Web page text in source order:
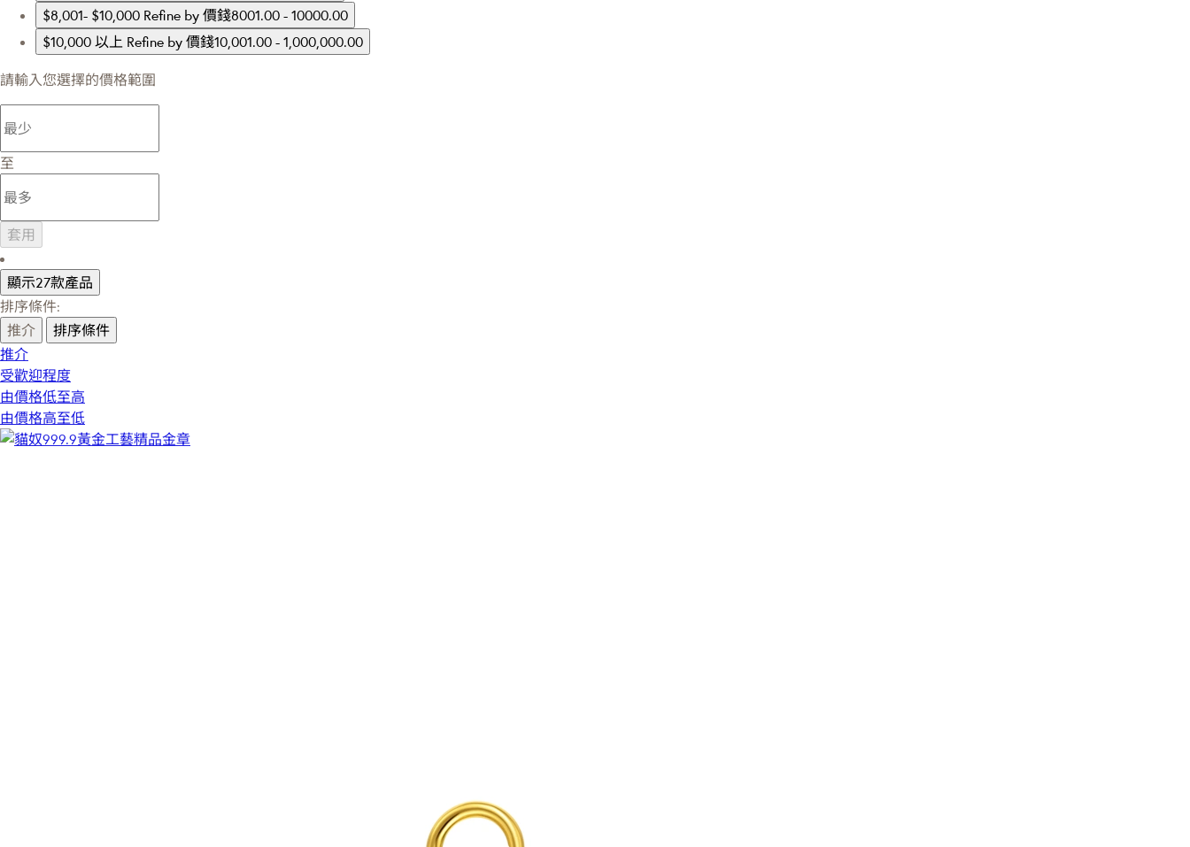
$8,001- $10,000 Refine by 價錢8001.00 - 10000.00
$10,000 以上 Refine by 價錢10,001.00 - 1,000,000.00
請輸入您選擇的價格範圍
至
套用
顯示27款產品
排序條件:
推介
排序條件
推介
受歡迎程度
由價格低至高
由價格高至低